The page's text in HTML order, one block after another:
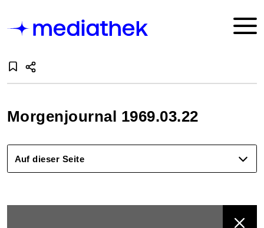
Morgenjournal 1969.03.22
Auf dieser Seite